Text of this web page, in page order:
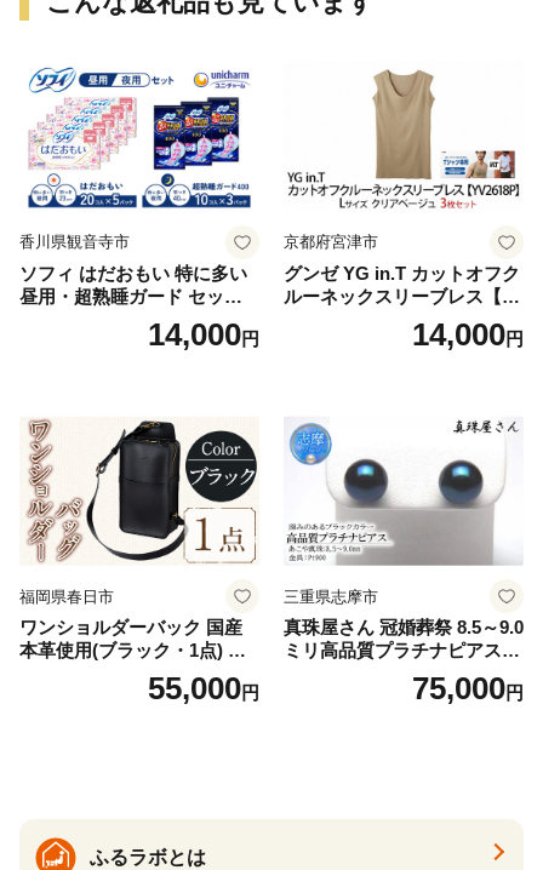
香川県観音寺市
ソフィ はだおもい 特に多い
昼用・超熟睡ガード セット
羽付き ナプキン 生理用品 サ
ニタリー ユニ・チャーム
14,000円
京都府宮津市
グンゼ YG in.T カットオフク
ルーネックスリーブレス【Y
V2618P】Lサイズ クリアベ
ージュ3枚セット [№5716-04
14,000円
福岡県春日市
ワンショルダーバック 国産
本革使用(ブラック・1点) 鞄
バック バッグ カバン レザー
国産 日本製 牛革 黒 革 革製
55,000円
三重県志摩市
真珠屋さん 冠婚葬祭 8.5～9.0
ミリ高品質プラチナピアス P
t900 志摩産アコヤ真珠 ブラ
ックパール 黒真珠75,000円
ふるラボとは